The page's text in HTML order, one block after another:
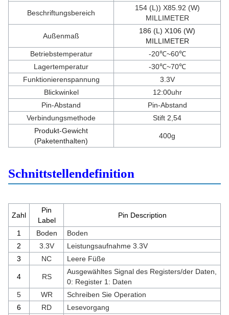
Beschriftungsbereich
154 (L)) X85.92 (W)
MILLIMETER
Außenmaß
186 (L) X106 (W)
MILLIMETER
Betriebstemperatur
-20℃~60℃
Lagertemperatur
-30℃~70℃
Funktionierenspannung
3.3V
Blickwinkel
12:00uhr
Pin-Abstand
Pin-Abstand
Verbindungsmethode
Stift 2,54
Produkt-Gewicht
(Paketenthalten)
400g
Schnittstellendefinition
Zahl
Pin
Label
Pin Description
1 Boden
Boden
2
3.3V
Leistungsaufnahme 3.3V
3
NC Leere Füße
4 RS
Ausgewähltes Signal des Registers/der Daten,
0: Register 1: Daten
5
WR
Schreiben Sie Operation
6
RD
Lesevorgang